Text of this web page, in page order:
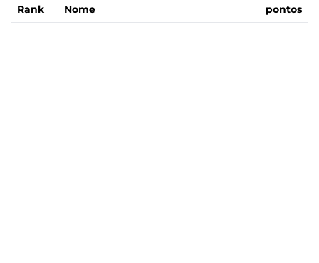
Rank Nome pontos